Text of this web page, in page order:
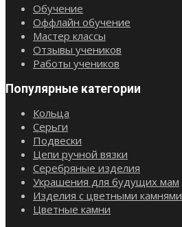
Обучение
Оффлайн обучение
Мастер классы
Отзывы учеников
Работы учеников
Популярные категории
Кольца
Серьги
Подвески
Цепи ручной вязки
Серебряные изделия
Украшения для будущих мам
Изделия с цветными камнями
Цветные камни